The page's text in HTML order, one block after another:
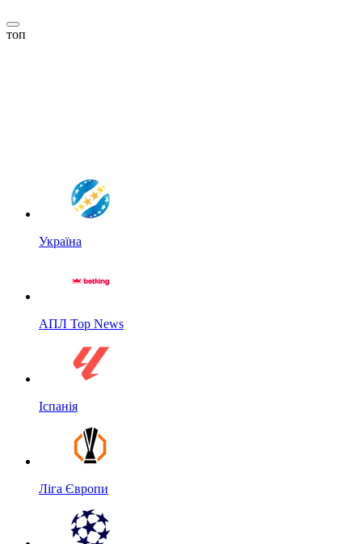
топ
Україна
АПЛ Top News
Іспанія
Ліга Європи